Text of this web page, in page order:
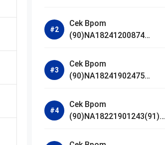
Bright Radiance Face
Wash
Cek Bpom
(90)NA18241200874
Acne Calm Micellar Water
Cek Bpom
(90)NA18241902475
Cek Bpom
(90)NA18221901243(91)25
Serum